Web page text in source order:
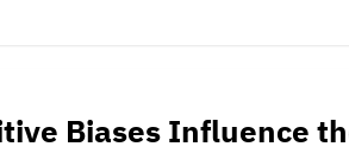
Biases Influence